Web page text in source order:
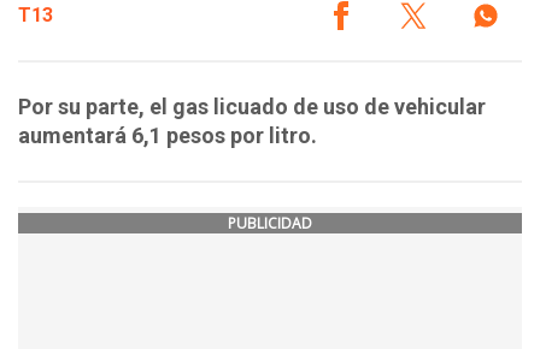
T13
Por su parte, el gas licuado de uso de vehicular
aumentará 6,1 pesos por litro.
PUBLICIDAD